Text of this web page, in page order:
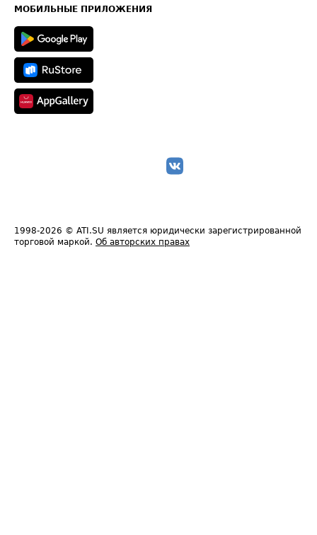
Техническая информация
МОБИЛЬНЫЕ ПРИЛОЖЕНИЯ
1998-2026 © ATI.SU является юридически зарегистрированной
торговой маркой. Об авторских правах